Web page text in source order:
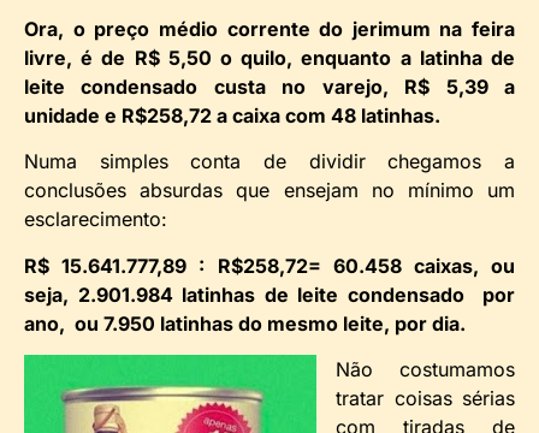
Ora, o preço médio corrente do jerimum na feira
livre, é de R$ 5,50 o quilo, enquanto a latinha de
leite condensado custa no varejo, R$ 5,39 a
unidade e R$258,72 a caixa com 48 latinhas.
Numa simples conta de dividir chegamos a
conclusões absurdas que ensejam no mínimo um
esclarecimento:
R$ 15.641.777,89 : R$258,72= 60.458 caixas, ou
seja, 2.901.984 latinhas de leite condensado por
ano, ou 7.950 latinhas do mesmo leite, por dia.
Não costumamos
tratar coisas sérias
com tiradas de